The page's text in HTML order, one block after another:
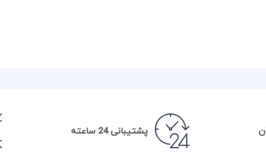
پشتیبانی 24 ساعته